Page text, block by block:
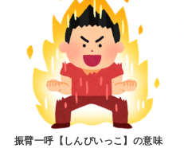
振臂一呼【しんぴいっこ】の意味